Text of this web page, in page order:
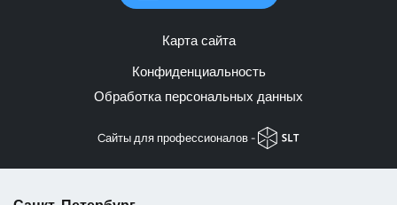
Карта сайта
Конфиденциальность
Обработка персональных данных
Cайты для профессионалов -